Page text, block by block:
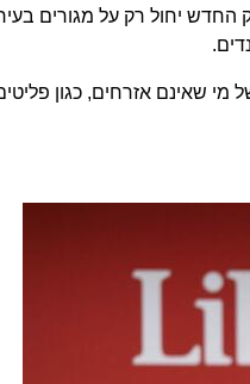
יחול רק על מגורים בעיר
מי שאינם אזרחים, כגון